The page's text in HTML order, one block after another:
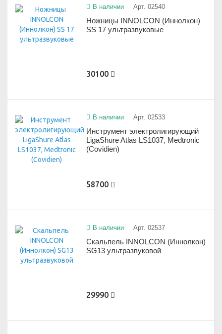
В наличии Арт. 02540
Ножницы INNOLCON (Иннолкон)
SS 17 ультразвуковые
30100
В наличии Арт. 02533
Инструмент электролигирующий
LigaShure Atlas LS1037, Medtronic
(Covidien)
58700
В наличии Арт. 02537
Скальпель INNOLCON (Иннолкон)
SG13 ультразвуковой
29990